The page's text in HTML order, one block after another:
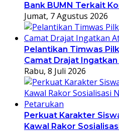
Bank BUMN Terkait
Jumat, 7 Agustus 2026
Pelantikan Timwas
Camat Drajat
Rabu, 8 Juli 2026
Perkuat Karakter
Kawal Rakor